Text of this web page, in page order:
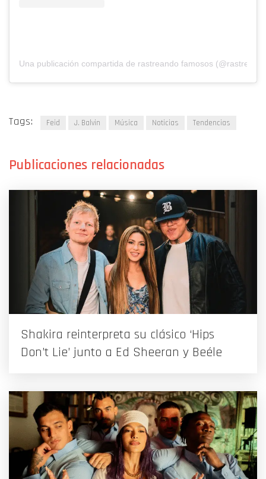
Una publicación compartida de rastreando famosos
Tags: Feid J. Balvin Música Noticias Tendencias
Shakira reinterpreta su clásico ‘Hips
Don’t Lie’ junto a Ed Sheeran y Beéle